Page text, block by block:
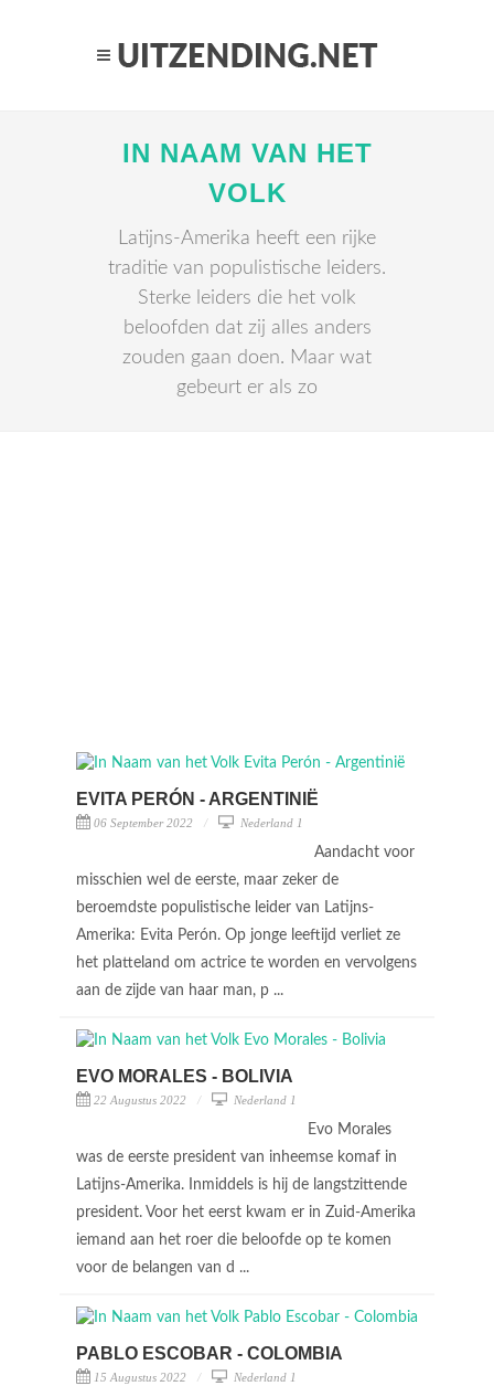
IN NAAM VAN HET
VOLK
Latijns-Amerika heeft een rijke
traditie van populistische leiders.
Sterke leiders die het volk
beloofden dat zij alles anders
zouden gaan doen. Maar wat
gebeurt er als zo
EVITA PERÓN - ARGENTINIË
06 September 2022 Nederland 1
Aandacht voor
misschien wel de eerste, maar zeker de
beroemdste populistische leider van Latijns-
Amerika: Evita Perón. Op jonge leeftijd verliet ze
het platteland om actrice te worden en vervolgens
aan de zijde van haar man, p ...
EVO MORALES - BOLIVIA
22 Augustus 2022 Nederland 1
Evo Morales
was de eerste president van inheemse komaf in
Latijns-Amerika. Inmiddels is hij de langstzittende
president. Voor het eerst kwam er in Zuid-Amerika
iemand aan het roer die beloofde op te komen
voor de belangen van d ...
PABLO ESCOBAR - COLOMBIA
15 Augustus 2022 Nederland 1